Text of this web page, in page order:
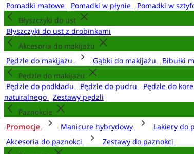
Pomadki matowe
Pomadki w płynie Pomadki w
Błyszczyki do ust
Błyszczyki do ust z drobinkami
Akcesoria do makijażu
Pędzle do makijażu
Gąbki do makijażu Bibułki
Pędzle do makijażu
Pędzle do podkładu
Pędzle do pudru Pędzle do
naturalnego
Zestawy pędzli
Paznokcie
Promocje
Manicure hybrydowy Lakiery do
Akcesoria do paznokci
Zestawy do paznokci